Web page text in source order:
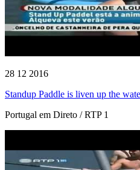
28 12 2016
Standup Paddle is liven up the
Portugal em Direto / RTP 1